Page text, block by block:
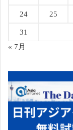
24 25
31
« 7月